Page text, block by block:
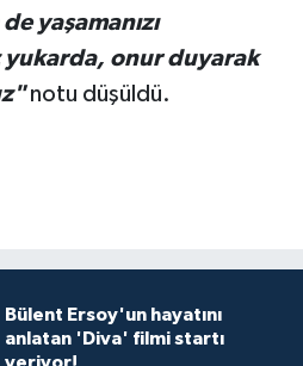
yaşamanızı
yukarda, onur duyarak
notu düşüldü.
Bülent Ersoy'un hayatını
anlatan 'Diva' filmi startı